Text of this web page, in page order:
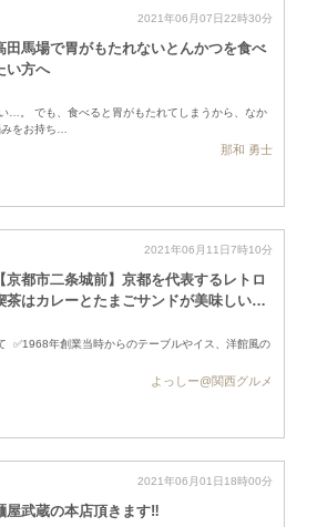
2021年06月07日22時30分
田馬場で胃がもたれないとんかつを食べ
い方へ
…。 でも、食べると胃がもたれてしまうから、なか
をお持ち…
那和 勇士
2021年06月11日7時10分
【京都市二条城前】京都を代表するレトロ
茶はカレーとたまごサンドが美味しい …
✅1968年創業当時からのテーブルやイス、洋館風の
よっしー@関西グルメ
2021年06月01日18時00分
屋武蔵の本店頂きます‼️